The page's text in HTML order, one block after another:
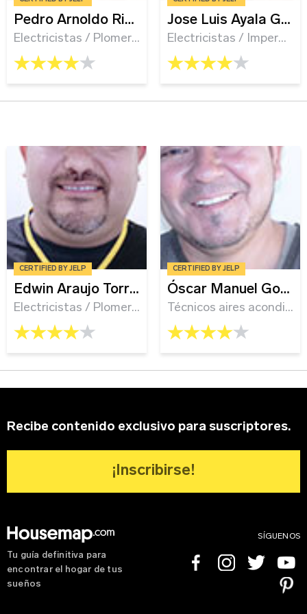
Pedro Arnoldo Rivera Gutierrez
Electricistas / Plomería Técnicos aires
4.0 rating
Jose Luis Ayala Gonzales
Electricistas / Impermeabilizador
4.0 rating
CERTIFIED BY JELP
Edwin Araujo Torres
Electricistas / Plomería Técnicos aires
4.0 rating
CERTIFIED BY JELP
Óscar Manuel Gonzalez Rodríguez
Técnicos aires acondicionados
4.0 rating
¡Suscríbete!
Apellido
Edad
Sobre tu negocio
Teléfono
Sitio web
Iniciar sesión
Contraseña
Recuerdame
¿Olvidaste tu contraseña?
Recibe contenido exclusivo para suscriptores.
¡Inscribirse!
Tu guía definitiva para
encontrar el hogar de tus
sueños
SÍGUENOS
FacebookInstagram TwitterYoutube
Pinterest